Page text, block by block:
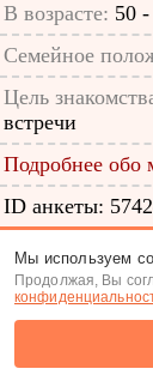
В возрасте: 50
Семейное
Цель
встречи
Подробнее обо
ID анкеты:
Знакомства|
(c) Tabor.ru
Мы используем
Продолжая, Вы